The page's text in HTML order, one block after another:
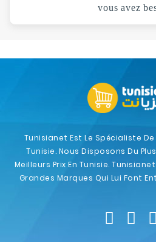
vous avez
Tunisianet Est Le Spécialiste De
Tunisie. Nous Disposons Du
Meilleurs Prix En Tunisie.
Grandes Marques Qui Lui Font